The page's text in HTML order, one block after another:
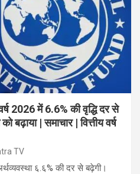
2026 में 6.6% की वृद्धि दर से
बढ़ाया | समाचार | वित्तीय वर्ष
TV
६.६% की दर से बढ़ेगी।